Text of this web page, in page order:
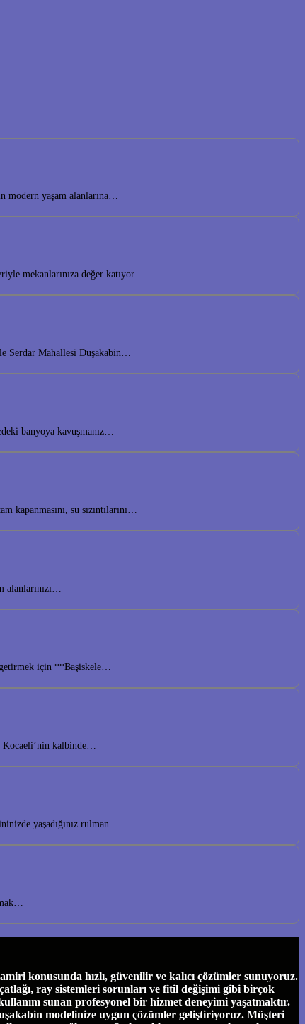
yaşam alanlarına…
mekanlarınıza değer katıyor.…
Serdar Mahallesi Duşakabin…
banyoya kavuşmanız…
su sızıntılarını…
için **Başiskele…
Kocaeli’nin kalbinde…
yaşadığınız rulman…
konusunda hızlı, güvenilir ve kalıcı çözümler sunuyoruz.
ray sistemleri sorunları ve fitil değişimi gibi birçok
sunan profesyonel bir hizmet deneyimi yaşatmaktır.
modelinize uygun çözümler geliştiriyoruz. Müşteri